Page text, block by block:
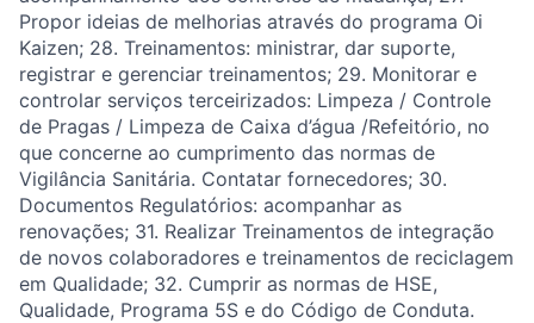
Propor ideias de melhorias através do programa Oi
Kaizen; 28. Treinamentos: ministrar, dar suporte,
registrar e gerenciar treinamentos; 29. Monitorar e
controlar serviços terceirizados: Limpeza / Controle
de Pragas / Limpeza de Caixa d’água /Refeitório, no
que concerne ao cumprimento das normas de
Vigilância Sanitária. Contatar fornecedores; 30.
Documentos Regulatórios: acompanhar as
renovações; 31. Realizar Treinamentos de integração
de novos colaboradores e treinamentos de reciclagem
em Qualidade; 32. Cumprir as normas de HSE,
Qualidade, Programa 5S e do Código de Conduta.